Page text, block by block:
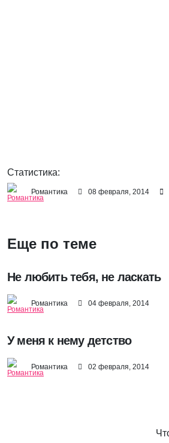
Статистика:
Романтика 08 февраля, 2014
Еще по теме
Не любить тебя, не ласкать
Романтика 04 февраля, 2014
У меня к нему детство
Романтика 02 февраля, 2014